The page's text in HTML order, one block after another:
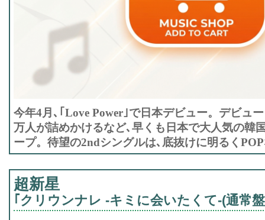
今年4月､｢Love Power｣で日本デビュー。デビュ
万人が詰めかけるなど､早くも日本で大人気の韓
ープ。待望の2ndシングルは､底抜けに明るく
超新星
｢クリウンナレ -キミに会いたくて-(通常